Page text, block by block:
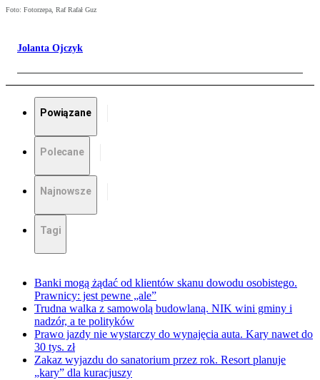
Foto: Fotorzepa, Raf Rafał Guz
Jolanta Ojczyk
Powiązane
Polecane
Najnowsze
Tagi
Banki mogą żądać od klientów skanu dowodu osobistego.
Prawnicy: jest pewne „ale”
Trudna walka z samowolą budowlaną. NIK wini gminy i
nadzór, a te polityków
Prawo jazdy nie wystarczy do wynajęcia auta. Kary nawet do
30 tys. zł
Zakaz wyjazdu do sanatorium przez rok. Resort planuje
„kary” dla kuracjuszy